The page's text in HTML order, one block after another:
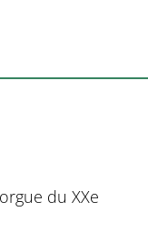
du XXe